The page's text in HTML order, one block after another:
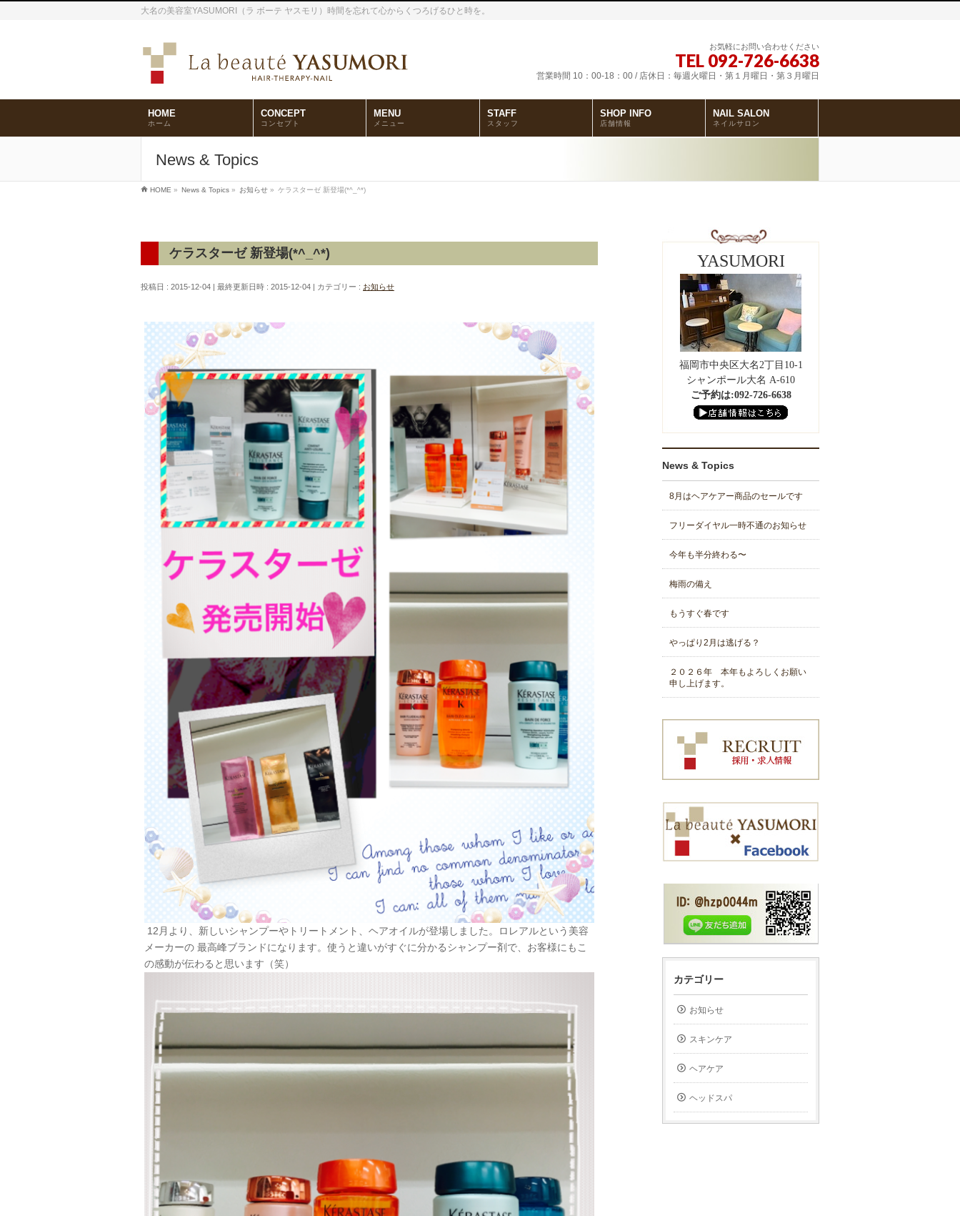
大名の美容室YASUMORI（ラ ボーテ ヤスモリ）時間を忘れて心からくつろげるひと時を。
お気軽にお問い合わせください
TEL 092-726-6638
営業時間 10：00-18：00 / 店休日：毎週火曜日・第１月曜日・第３月曜日
HOME
ホーム
CONCEPT
コンセプト
MENU
メニュー
STAFF
スタッフ
SHOP INFO
店舗情報
NAIL SALON
ネイルサロン
News & Topics
HOME » News & Topics » お知らせ » ケラスターゼ 新登場(*^_^*)
ケラスターゼ 新登場(*^_^*)
投稿日 : 2015-12-04 最終更新日時 : 2015-12-04 カテゴリー : お知らせ
12月より、新しいシャンプーやトリートメント、ヘアオイルが登場しました。ロレアルという美容
メーカーの 最高峰ブランドになります。使うと違いがすぐに分かるシャンプー剤で、お客様にもこ
の感動が伝わると思います（笑）
YASUMORI
福岡市中央区大名2丁目10-1
シャンポール大名 A-610
ご予約は:092-726-6638
News & Topics
8月はヘアケアー商品のセールです
フリーダイヤル一時不通のお知らせ
今年も半分終わる〜
梅雨の備え
もうすぐ春です
やっぱり2月は逃げる？
２０２６年 本年もよろしくお願い
申し上げます。
カテゴリー
お知らせ
スキンケア
ヘアケア
ヘッドスパ